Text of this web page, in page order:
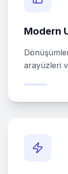
Modern
arayüzleri